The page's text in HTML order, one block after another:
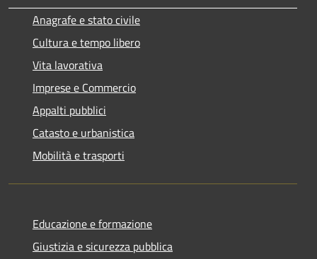
Anagrafe e stato civile
Cultura e tempo libero
Vita lavorativa
Imprese e Commercio
Appalti pubblici
Catasto e urbanistica
Mobilità e trasporti
Educazione e formazione
Giustizia e sicurezza pubblica